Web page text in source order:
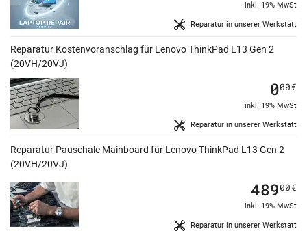
Reparatur in unserer Werkstatt
inkl. 19% MwSt
Reparatur Kostenvoranschlag für Lenovo ThinkPad L13 Gen 2
(20VH/20VJ)
Reparatur in unserer Werkstatt
000€
inkl. 19% MwSt
Reparatur Pauschale Mainboard für Lenovo ThinkPad L13 Gen 2
(20VH/20VJ)
Reparatur in unserer Werkstatt
48900€
inkl. 19% MwSt